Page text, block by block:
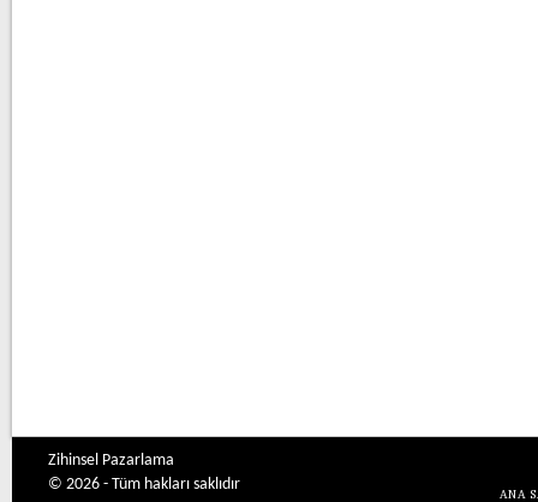
Zihinsel Pazarlama
© 2026 - Tüm hakları saklıdır
ANA